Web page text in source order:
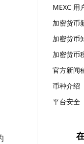
MEXC 用
加密货币
加密货币
加密货币
官方新闻
币种介绍
平台安全